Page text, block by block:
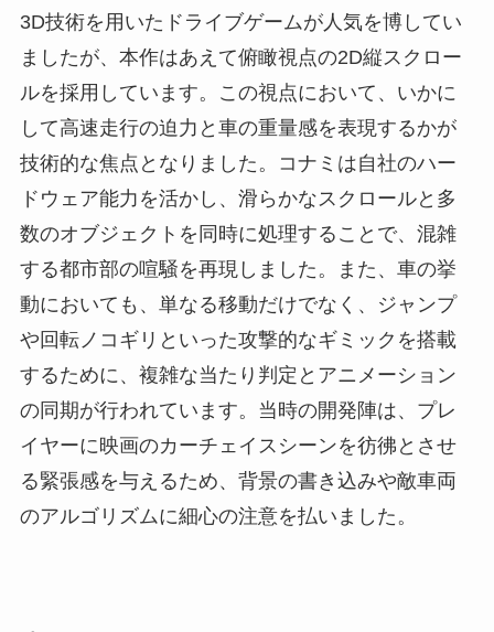
3D技術を用いたドライブゲームが人気を博してい
ましたが、本作はあえて俯瞰視点の2D縦スクロー
ルを採用しています。この視点において、いかに
して高速走行の迫力と車の重量感を表現するかが
技術的な焦点となりました。コナミは自社のハー
ドウェア能力を活かし、滑らかなスクロールと多
数のオブジェクトを同時に処理することで、混雑
する都市部の喧騒を再現しました。また、車の挙
動においても、単なる移動だけでなく、ジャンプ
や回転ノコギリといった攻撃的なギミックを搭載
するために、複雑な当たり判定とアニメーション
の同期が行われています。当時の開発陣は、プレ
イヤーに映画のカーチェイスシーンを彷彿とさせ
る緊張感を与えるため、背景の書き込みや敵車両
のアルゴリズムに細心の注意を払いました。